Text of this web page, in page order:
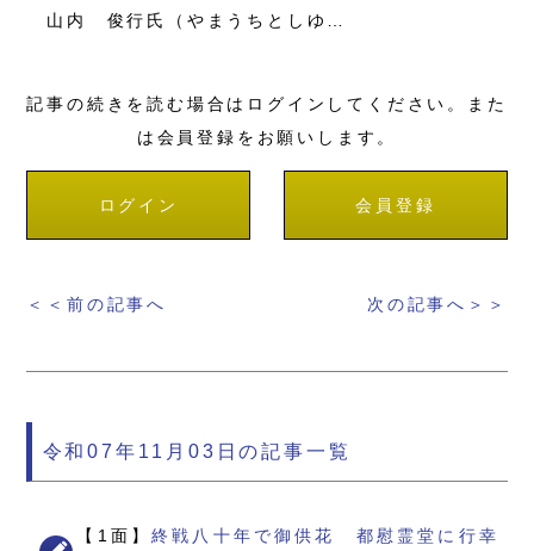
山内 俊行氏（やまうちとしゆ…
記事の続きを読む場合はログインしてください。また
は会員登録をお願いします。
ログイン 会員登録
＜＜前の記事へ 次の記事へ＞＞
令和07年11月03日の記事一覧
【1面】終戦八十年で御供花 都慰霊堂に行幸